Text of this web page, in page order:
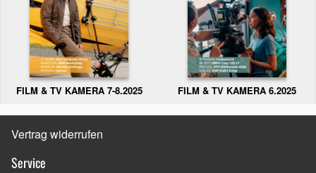
FILM & TV KAMERA 7-8.2025 FILM & TV KAMERA 6.2025
Vertrag widerrufen
Service